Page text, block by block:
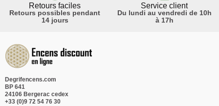
Retours faciles
Retours possibles pendant
14 jours
Service client
Du lundi au vendredi de 10h
à 17h
Degrifencens.com
BP 641
24106 Bergerac cedex
+33 (0)9 72 54 76 30